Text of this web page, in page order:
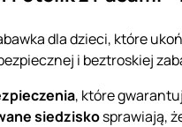
dla dzieci, które
i beztroskiej
, które
siedziskosprawiają,